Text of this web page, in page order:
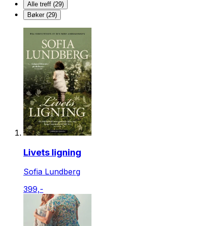
Alle treff (29)
Bøker (29)
Livets ligning
Sofia Lundberg
399,-